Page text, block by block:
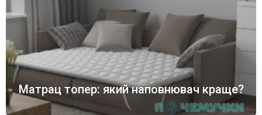
Матрац топер: який наповнювач краще?